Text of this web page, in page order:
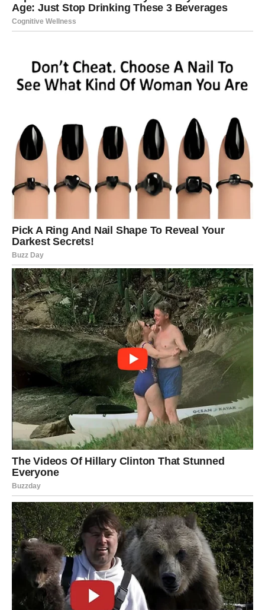
Pred vama su veoma zanimljivi i emotivni trenuci.
RAK
Rakovi su među najvećim ljubavnim miljenicima zvijezda
Poslije mnogo tuge i razočaranja dolazi osoba koja vam
vraća vjeru da prava ljubav ipak postoji.
Srce konačno pronalazi ono što je tražilo
LAV
Lavovima dolazi mnogo pažnje, novih emocija i ljubavne
sreće.
Jedna osoba potpuno je očarana vašom energijom i više
ne želi skrivati osjećaje.
Ljubav vam dolazi neočekivano
Pred vama su veoma uzbudljivi ljubavni trenuci.
DJEVICA
Pred vama su dani tokom kojih ćete konačno prestati
skrivati emocije.
Jedna osoba pokazuje vam iskrenost i pažnju kakvu dugo
niste osjetili.
Mir ulazi u vaše srce
Pred vama su veoma posebni emotivni trenuci.